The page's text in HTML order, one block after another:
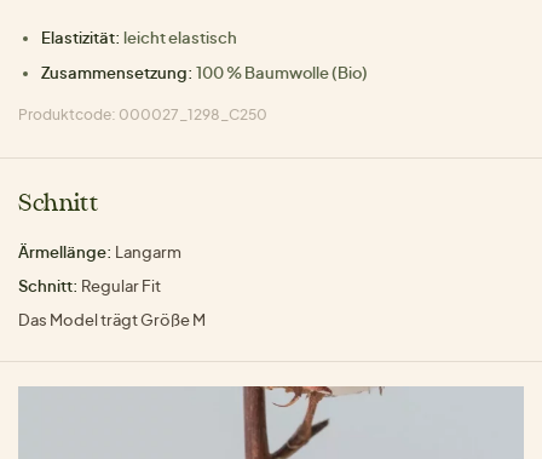
Elastizität: leicht elastisch
Zusammensetzung: 100 % Baumwolle (Bio)
Produktcode: 000027_1298_C250
Schnitt
Ärmellänge: Langarm
Schnitt: Regular Fit
Das Model trägt Größe M